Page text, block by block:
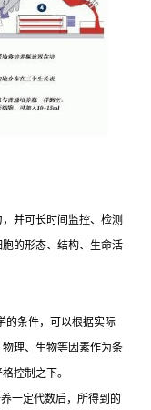
并可长时间监控、检测
的形态、结构、生命活
的条件，可以根据实际
理、生物等因素作为条
控制之下。
一定代数后，所得到的